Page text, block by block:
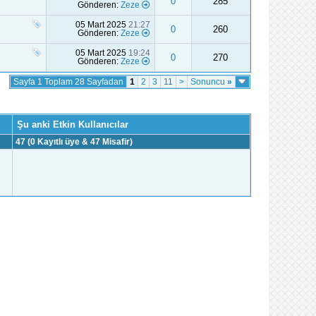
Gönderen: Zeze
05 Mart 2025 21:27
Gönderen: Zeze 0 260
05 Mart 2025 19:24
Gönderen: Zeze 0 270
Sayfa 1 Toplam 28 Sayfadan 1 2 3 11 > Sonuncu»
Şu anki Etkin Kullanıcılar
47 (0 Kayıtlı üye & 47 Misafir)